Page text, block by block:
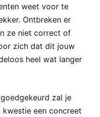
weet voor te
Ontbreken er
ze niet correct of
zich dat dit jouw
heel wat langer
zal je
een concreet